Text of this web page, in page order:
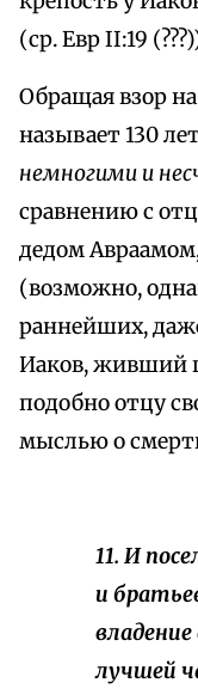
(ср. Евр II:19
Обращая взор
называет 130
немногими и
сравнению с
дедом
(возможно,
раннейших,
Иаков, живший
подобно отцу
мыслью о
11. И
и
лучшей